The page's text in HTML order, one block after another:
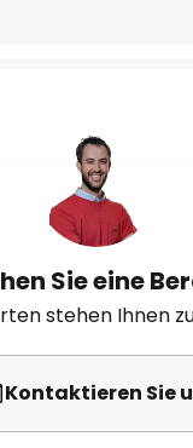
Sie eine
stehen Ihnen
Kontaktieren Sie